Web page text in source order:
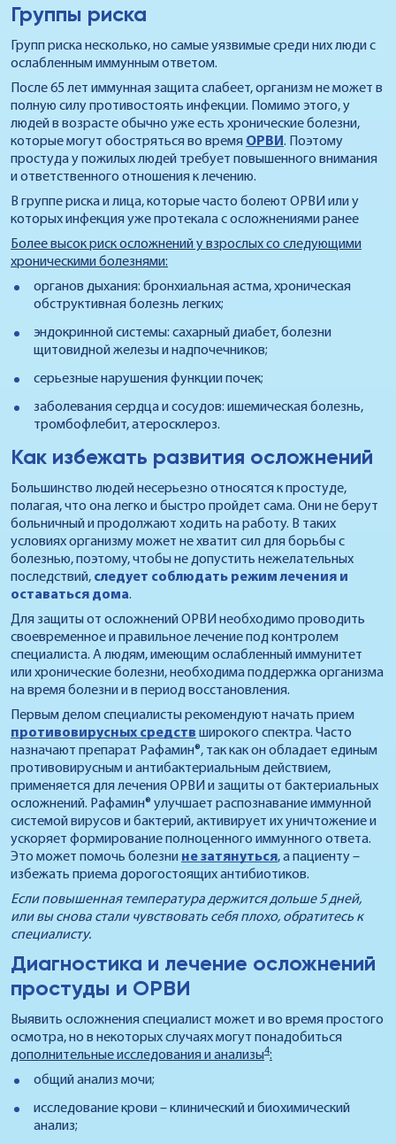
Группы риска
Групп риска несколько, но самые уязвимые среди них люди с
ослабленным иммунным ответом.
После 65 лет иммунная защита слабеет, организм не может в
полную силу противостоять инфекции. Помимо этого, у
людей в возрасте обычно уже есть хронические болезни,
которые могут обостряться во время ОРВИ. Поэтому
простуда у пожилых людей требует повышенного внимания
и ответственного отношения к лечению.
В группе риска и лица, которые часто болеют ОРВИ или у
которых инфекция уже протекала с осложнениями ранее
Более высок риск осложнений у взрослых со следующими
хроническими болезнями:
органов дыхания: бронхиальная астма, хроническая
обструктивная болезнь легких;
эндокринной системы: сахарный диабет, болезни
щитовидной железы и надпочечников;
серьезные нарушения функции почек;
заболевания сердца и сосудов: ишемическая болезнь,
тромбофлебит, атеросклероз.
Как избежать развития осложнений
Большинство людей несерьезно относятся к простуде,
полагая, что она легко и быстро пройдет сама. Они не берут
больничный и продолжают ходить на работу. В таких
условиях организму может не хватит сил для борьбы с
болезнью, поэтому, чтобы не допустить нежелательных
последствий, следует соблюдать режим лечения и
оставаться дома.
Для защиты от осложнений ОРВИ необходимо проводить
своевременное и правильное лечение под контролем
специалиста. А людям, имеющим ослабленный иммунитет
или хронические болезни, необходима поддержка организма
на время болезни и в период восстановления.
Первым делом специалисты рекомендуют начать прием
противовирусных средств широкого спектра. Часто
назначают препарат Рафамин®, так как он обладает единым
противовирусным и антибактериальным действием,
применяется для лечения ОРВИ и защиты от бактериальных
осложнений. Рафамин® улучшает распознавание иммунной
системой вирусов и бактерий, активирует их уничтожение и
ускоряет формирование полноценного иммунного ответа.
Это может помочь болезни не затянуться, а пациенту –
избежать приема дорогостоящих антибиотиков.
Если повышенная температура держится дольше 5 дней,
или вы снова стали чувствовать себя плохо, обратитесь к
специалисту.
Диагностика и лечение осложнений
простуды и ОРВИ
Выявить осложнения специалист может и во время простого
осмотра, но в некоторых случаях могут понадобиться
дополнительные исследования и анализы4:
общий анализ мочи;
исследование крови – клинический и биохимический
анализ;